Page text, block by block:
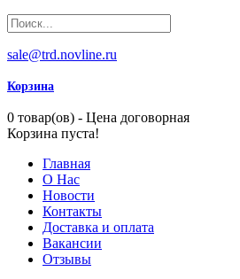
sale@trd.novline.ru
Корзина
0 товар(ов) - Цена договорная
Корзина пуста!
Главная
О Нас
Новости
Контакты
Доставка и оплата
Вакансии
Отзывы